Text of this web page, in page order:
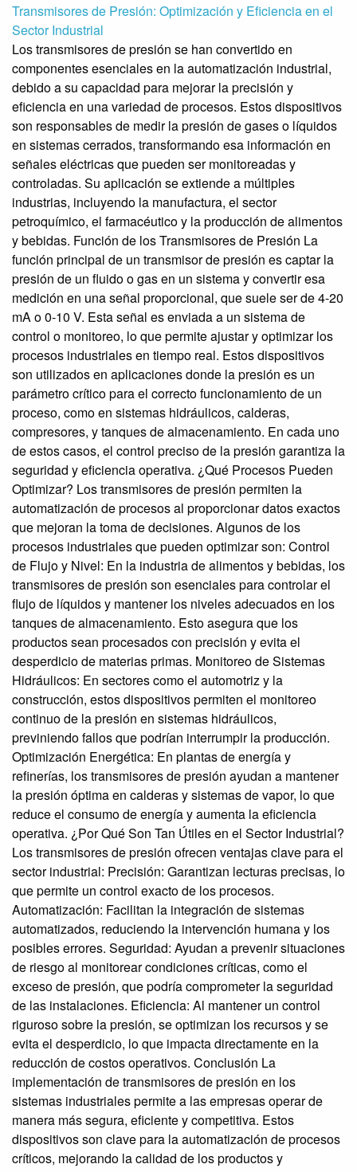
Transmisores de Presión: Optimización y Eficiencia en el
Sector Industrial
Los transmisores de presión se han convertido en
componentes esenciales en la automatización industrial,
debido a su capacidad para mejorar la precisión y
eficiencia en una variedad de procesos. Estos dispositivos
son responsables de medir la presión de gases o líquidos
en sistemas cerrados, transformando esa información en
señales eléctricas que pueden ser monitoreadas y
controladas. Su aplicación se extiende a múltiples
industrias, incluyendo la manufactura, el sector
petroquímico, el farmacéutico y la producción de alimentos
y bebidas. Función de los Transmisores de Presión La
función principal de un transmisor de presión es captar la
presión de un fluido o gas en un sistema y convertir esa
medición en una señal proporcional, que suele ser de 4-20
mA o 0-10 V. Esta señal es enviada a un sistema de
control o monitoreo, lo que permite ajustar y optimizar los
procesos industriales en tiempo real. Estos dispositivos
son utilizados en aplicaciones donde la presión es un
parámetro crítico para el correcto funcionamiento de un
proceso, como en sistemas hidráulicos, calderas,
compresores, y tanques de almacenamiento. En cada uno
de estos casos, el control preciso de la presión garantiza la
seguridad y eficiencia operativa. ¿Qué Procesos Pueden
Optimizar? Los transmisores de presión permiten la
automatización de procesos al proporcionar datos exactos
que mejoran la toma de decisiones. Algunos de los
procesos industriales que pueden optimizar son: Control
de Flujo y Nivel: En la industria de alimentos y bebidas, los
transmisores de presión son esenciales para controlar el
flujo de líquidos y mantener los niveles adecuados en los
tanques de almacenamiento. Esto asegura que los
productos sean procesados con precisión y evita el
desperdicio de materias primas. Monitoreo de Sistemas
Hidráulicos: En sectores como el automotriz y la
construcción, estos dispositivos permiten el monitoreo
continuo de la presión en sistemas hidráulicos,
previniendo fallos que podrían interrumpir la producción.
Optimización Energética: En plantas de energía y
refinerías, los transmisores de presión ayudan a mantener
la presión óptima en calderas y sistemas de vapor, lo que
reduce el consumo de energía y aumenta la eficiencia
operativa. ¿Por Qué Son Tan Útiles en el Sector Industrial?
Los transmisores de presión ofrecen ventajas clave para el
sector industrial: Precisión: Garantizan lecturas precisas, lo
que permite un control exacto de los procesos.
Automatización: Facilitan la integración de sistemas
automatizados, reduciendo la intervención humana y los
posibles errores. Seguridad: Ayudan a prevenir situaciones
de riesgo al monitorear condiciones críticas, como el
exceso de presión, que podría comprometer la seguridad
de las instalaciones. Eficiencia: Al mantener un control
riguroso sobre la presión, se optimizan los recursos y se
evita el desperdicio, lo que impacta directamente en la
reducción de costos operativos. Conclusión La
implementación de transmisores de presión en los
sistemas industriales permite a las empresas operar de
manera más segura, eficiente y competitiva. Estos
dispositivos son clave para la automatización de procesos
críticos, mejorando la calidad de los productos y